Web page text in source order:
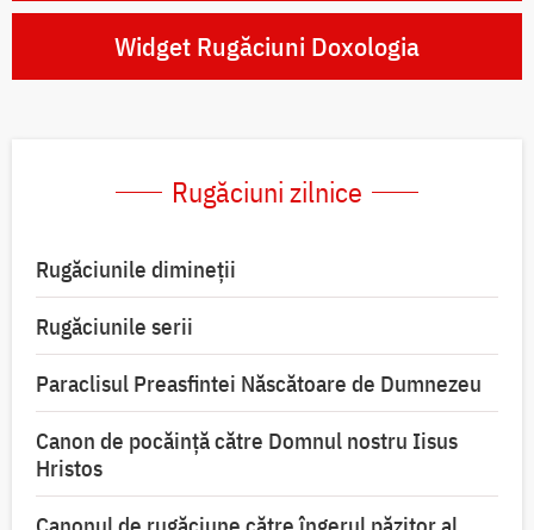
Widget Rugăciuni Doxologia
Rugăciuni zilnice
Rugăciunile dimineții
Rugăciunile serii
Paraclisul Preasfintei Născătoare de Dumnezeu
Canon de pocăință către Domnul nostru Iisus
Hristos